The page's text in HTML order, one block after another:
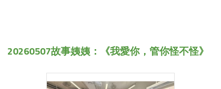
20260507故事姨姨：《我愛你，管你怪不怪》